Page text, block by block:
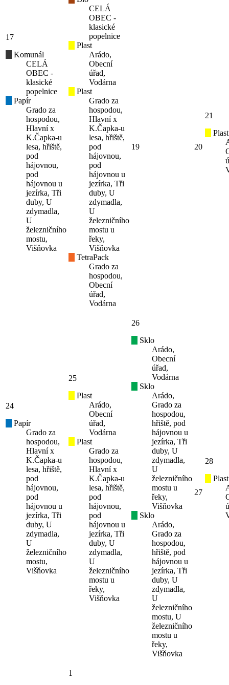
17
Komunál
CELÁ
OBEC -
klasické
popelnice
Papír
Grado za
hospodou,
Hlavní x
K.Čapka-u
lesa, hřiště,
pod
hájovnou,
pod
hájovnou u
jezírka, Tři
duby, U
zdymadla,
U
železničního
mostu,
Višňovka
CELÁ
OBEC -
klasické
popelnice
Plast
Arádo,
Obecní
úřad,
Vodárna
Plast
Grado za
hospodou,
Hlavní x
K.Čapka-u
lesa, hřiště,
pod
hájovnou,
pod
hájovnou u
jezírka, Tři
duby, U
zdymadla,
U
železničního
mostu u
řeky,
Višňovka
TetraPack
Grado za
hospodou,
Obecní
úřad,
Vodárna
19 20
21
Plast
24
Papír
Grado za
hospodou,
Hlavní x
K.Čapka-u
lesa, hřiště,
pod
hájovnou,
pod
hájovnou u
jezírka, Tři
duby, U
zdymadla,
U
železničního
mostu,
Višňovka
25
Plast
Arádo,
Obecní
úřad,
Vodárna
Plast
Grado za
hospodou,
Hlavní x
K.Čapka-u
lesa, hřiště,
pod
hájovnou,
pod
hájovnou u
jezírka, Tři
duby, U
zdymadla,
U
železničního
mostu u
řeky,
Višňovka
26
Sklo
Arádo,
Obecní
úřad,
Vodárna
Sklo
Arádo,
Grado za
hospodou,
hřiště, pod
hájovnou u
jezírka, Tři
duby, U
zdymadla,
U
železničního
mostu u
řeky,
Višňovka
Sklo
Arádo,
Grado za
hospodou,
hřiště, pod
hájovnou u
jezírka, Tři
duby, U
zdymadla,
U
železničního
mostu, U
železničního
mostu u
řeky,
Višňovka
27
28
Plast
1